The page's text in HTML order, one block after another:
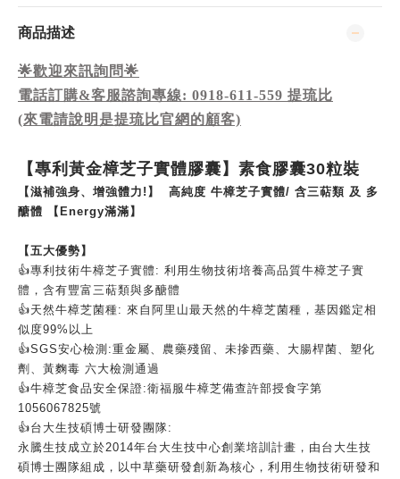
商品描述
🌟歡迎來訊詢問🌟
電話訂購&客服諮詢專線: 0918-611-559 提琉比
(來電請說明是提琉比官網的顧客)
【專利黃金樟芝子實體膠囊】素食膠囊30粒裝
【滋補強身、增強體力!】 高純度 牛樟芝子實體/ 含三萜類 及 多
醣體 【Energy滿滿】
【五大優勢】
👍專利技術牛樟芝子實體 : 利用生物技術培養高品質牛樟芝子實
體，含有豐富三萜類與多醣體
👍天然牛樟芝菌種: 來自阿里山最天然的牛樟芝菌種，基因鑑定相
似度99% 以上
👍SGS安心檢測 :重金屬、農藥殘留、未摻西藥、大腸桿菌、塑化
劑、黃麴毒 六大檢測通過
👍牛樟芝食品安全保證:衛福服牛樟芝備查許部授食字第
1056067825號
👍台大生技碩博士研發團隊:
永騰生技成立於2014年台大生技中心創業培訓計畫，由台大生技
碩博士團隊組成，以中草藥研發創新為核心，利用生物技術研發和